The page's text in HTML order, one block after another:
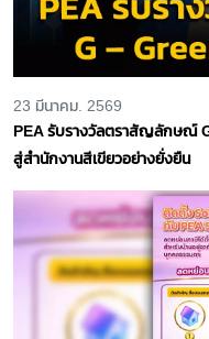
23 มีนาคม. 2569
PEA รับรางวัลตราสัญลักษณ์
สู่สำนักงานสีเขียวอย่างยั่งยืน